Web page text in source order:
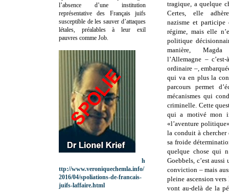
tragique, a quelque
Certes, elle
nazisme et participe
régime, mais elle
politique
manière,
l’Allemagne –
ordinaire –,
qui va en plus la
parcours permet
mécanismes qui
criminelle. Cette
qui a motivé mon
«l’aventure
la conduit à
sa froide
quelque chose qui
Goebbels, c’est
conviction – mais
pleine ascension
vont au-delà de la
l’absence d’une institution
représentative des Français juifs
susceptible de les sauver d’attaques
létales, préalables à leur exil
pauvres comme Job.
h
ttp://www.veroniquechemla.info/
2016/04/spoliations-de-francais-
juifs-laffaire.html